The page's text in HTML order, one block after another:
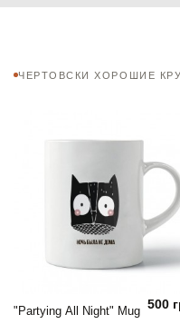
ЧЕРТОВСКИ ХОРОШИЕ
"Partying All Night" Mug 500